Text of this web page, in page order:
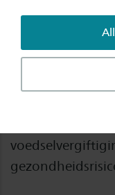
Samen met
partners
Saxion een